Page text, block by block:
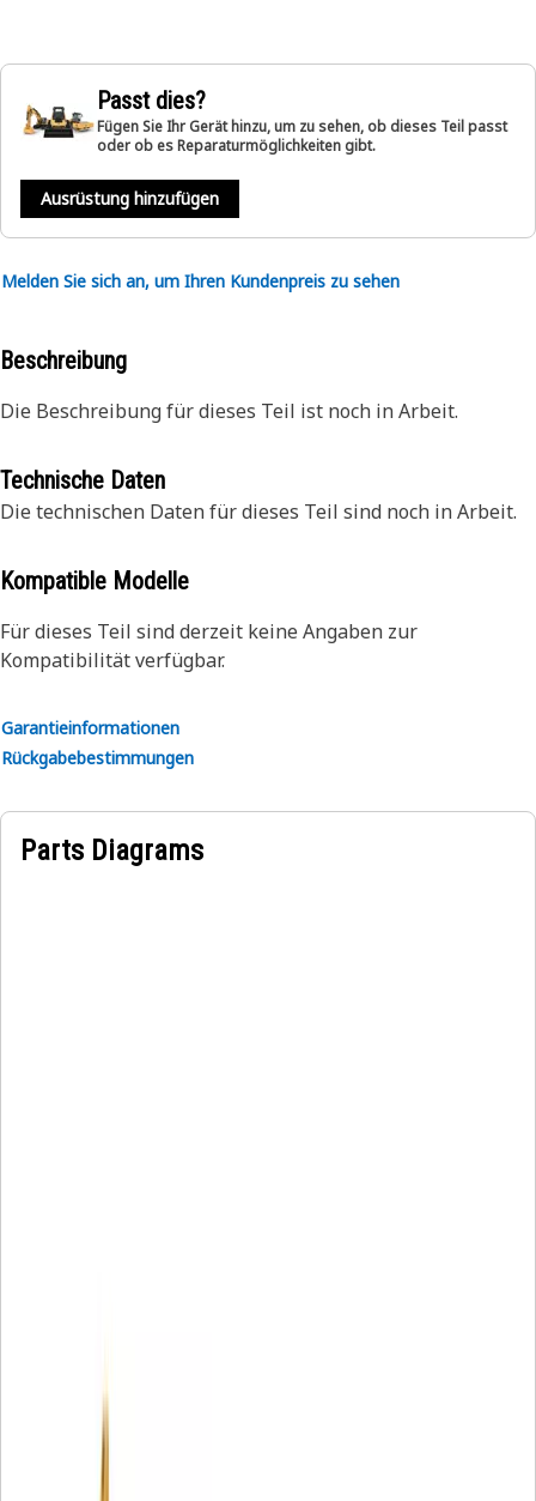
Passt dies?
Fügen Sie Ihr Gerät hinzu, um zu sehen, ob dieses Teil passt
oder ob es Reparaturmöglichkeiten gibt.
Ausrüstung hinzufügen
Melden Sie sich an, um Ihren Kundenpreis zu sehen
Beschreibung
Die Beschreibung für dieses Teil ist noch in Arbeit.
Technische Daten
Die technischen Daten für dieses Teil sind noch in Arbeit.
Kompatible Modelle
Für dieses Teil sind derzeit keine Angaben zur
Kompatibilität verfügbar.
Garantieinformationen
Rückgabebestimmungen
Parts Diagrams